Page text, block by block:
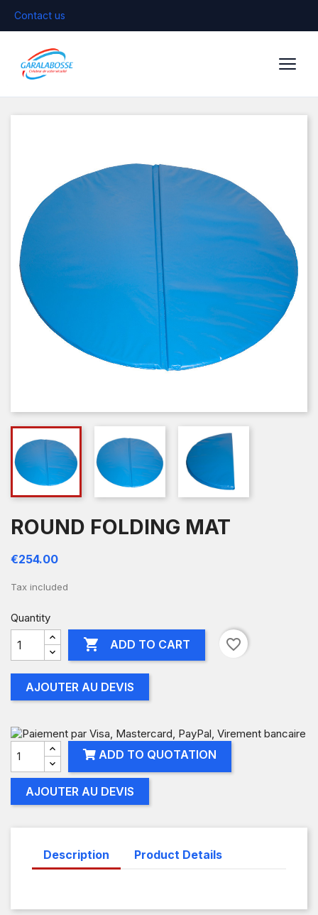
Contact us
ROUND FOLDING MAT
€254.00
Tax included
Quantity
 ADD TO CART favorite_border
AJOUTER AU DEVIS
ADD TO QUOTATION
AJOUTER AU DEVIS
Description Product Details